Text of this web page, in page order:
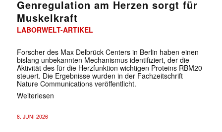
Genregulation am Herzen sorgt für
Muskelkraft
LABORWELT-ARTIKEL
Forscher des Max Delbrück Centers in Berlin haben einen
bislang unbekannten Mechanismus identifiziert, der die
Aktivität des für die Herzfunktion wichtigen Proteins RBM20
steuert. Die Ergebnisse wurden in der Fachzeitschrift
Nature Communications veröffentlicht.
Weiterlesen
8. JUNI 2026